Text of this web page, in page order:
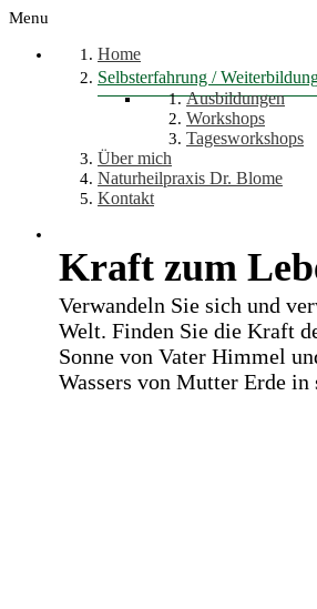
Menu
Home
Selbsterfahrung /
Ausbildungen
Workshops
Tagesworkshops
Über mich
Naturheilpraxis Dr. Blome
Kontakt
Kraft zum
Verwandeln Sie sich und
Welt. Finden Sie die Kraft
Sonne von Vater Himmel
Wassers von Mutter Erde in